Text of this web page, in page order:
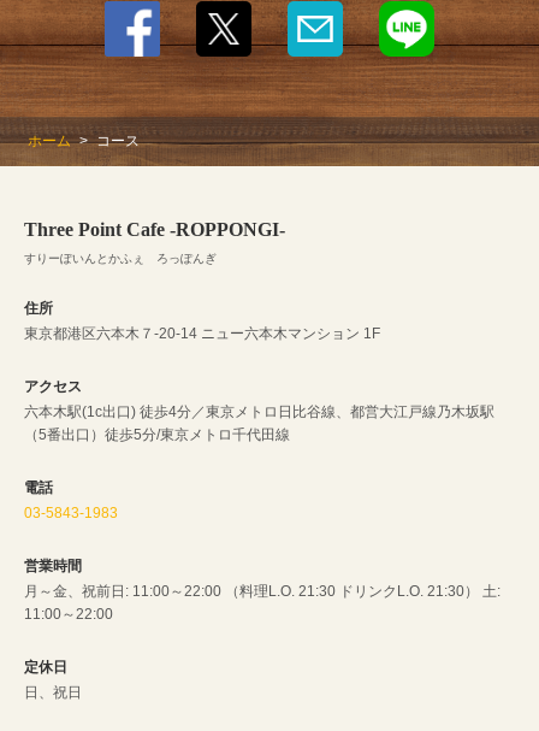
ホーム コース
Three Point Cafe -ROPPONGI-
すりーぽいんとかふぇ ろっぽんぎ
住所
東京都港区六本木７-20-14 ニュー六本木マンション 1F
アクセス
六本木駅(1c出口) 徒歩4分／東京メトロ日比谷線、都営大江戸線乃木坂駅
（5番出口）徒歩5分/東京メトロ千代田線
電話
03-5843-1983
営業時間
月～金、祝前日: 11:00～22:00 （料理L.O. 21:30 ドリンクL.O. 21:30） 土:
11:00～22:00
定休日
日、祝日